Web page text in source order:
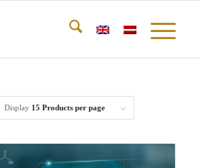
Display 15 Products per page